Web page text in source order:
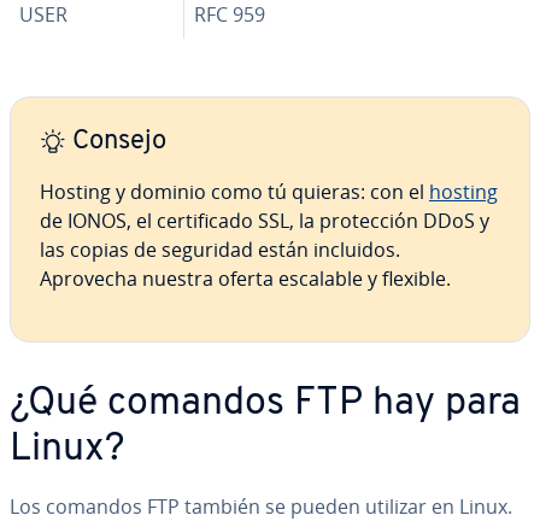
USER
RFC 959
Consejo
Hosting y dominio como tú quieras: con el hosting
de IONOS, el ce­r­ti­fi­ca­do SSL, la pro­te­c­ción DDoS y
las copias de seguridad están incluidos.
Aprovecha nuestra oferta escalable y flexible.
¿Qué comandos FTP hay para
Linux?
Los comandos FTP también se pueden utilizar en Linux.